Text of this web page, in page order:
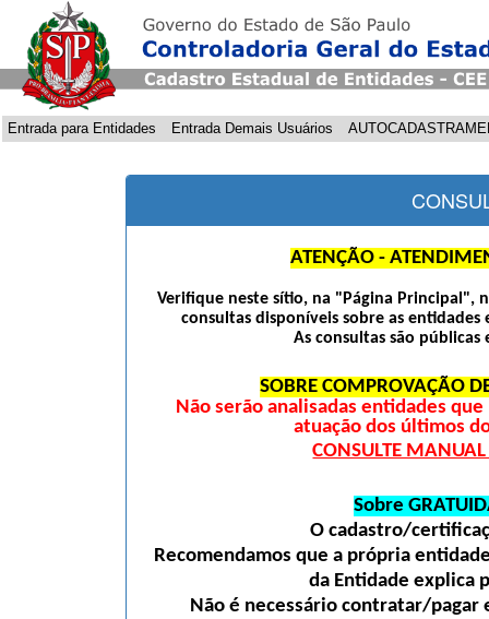
Entrada para Entidades Entrada Demais Usuários
ATENÇÃO -
Verifique neste sítio, na "Página Principal",
consultas disponíveis sobre as entidades
As consultas são públicas
SOBRE COMPROVAÇÃO
Não serão analisadas entidades
atuação dos últimos
CONSULTE
Sobre
O cadastro/
Recomendamos que a própria
da Entidade explica
Não é necessário contratar/